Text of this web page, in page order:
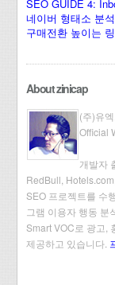
SEO GUIDE 4:
네이버 형태소 분
구매전환 높이는
About zinicap
(주)유
Official
개발자
RedBull,
SEO 프로젝트를 수
그램 이용자 행동 분
Smart VOC로 광고,
제공하고 있습니다.